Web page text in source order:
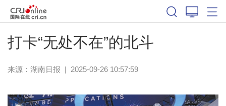
打卡“无处不在”的北斗
来源： 湖南日报 | 2025-09-26 10:57:59